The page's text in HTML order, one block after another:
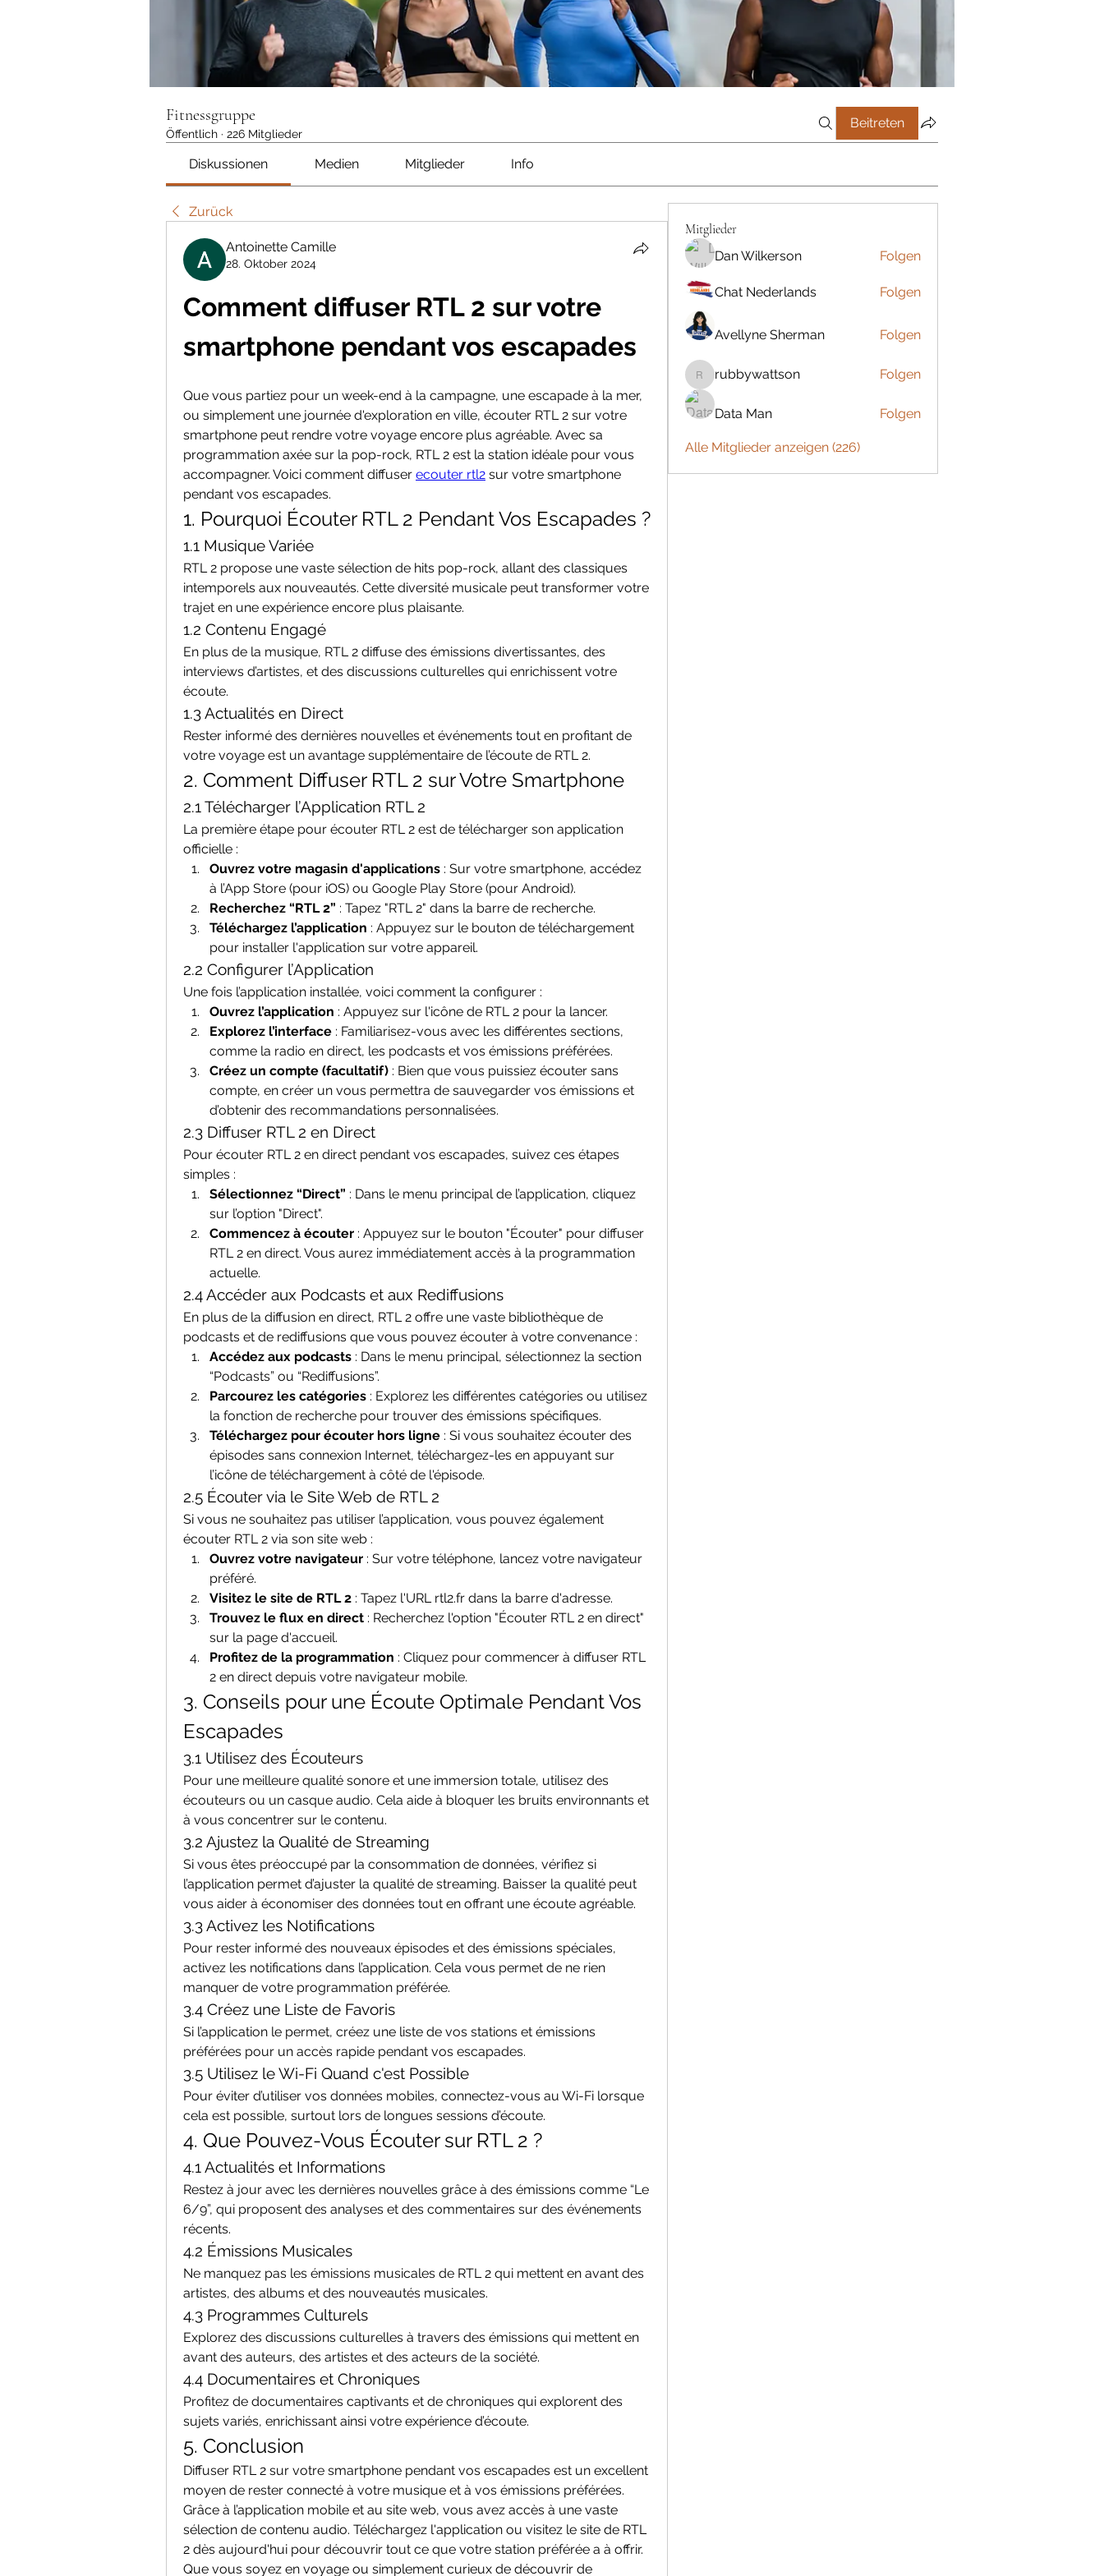
Fitnessgruppe
Öffentlich · 226 Mitglieder
Beitreten
Diskussionen Medien Mitglieder Info
Zurück
Antoinette Camille
28. Oktober 2024
Comment diffuser RTL 2 sur votre
smartphone pendant vos escapades
Que vous partiez pour un week-end à la campagne, une escapade à la mer,
ou simplement une journée d'exploration en ville, écouter RTL 2 sur votre
smartphone peut rendre votre voyage encore plus agréable. Avec sa
programmation axée sur la pop-rock, RTL 2 est la station idéale pour vous
accompagner. Voici comment diffuser ecouter rtl2 sur votre smartphone
pendant vos escapades.
1. Pourquoi Écouter RTL 2 Pendant Vos Escapades ?
1.1 Musique Variée
RTL 2 propose une vaste sélection de hits pop-rock, allant des classiques
intemporels aux nouveautés. Cette diversité musicale peut transformer votre
trajet en une expérience encore plus plaisante.
1.2 Contenu Engagé
En plus de la musique, RTL 2 diffuse des émissions divertissantes, des
interviews d’artistes, et des discussions culturelles qui enrichissent votre
écoute.
1.3 Actualités en Direct
Rester informé des dernières nouvelles et événements tout en profitant de
votre voyage est un avantage supplémentaire de l’écoute de RTL 2.
2. Comment Diffuser RTL 2 sur Votre Smartphone
2.1 Télécharger l’Application RTL 2
La première étape pour écouter RTL 2 est de télécharger son application
officielle :
Ouvrez votre magasin d'applications : Sur votre smartphone, accédez
à l’App Store (pour iOS) ou Google Play Store (pour Android).
Recherchez “RTL 2” : Tapez "RTL 2" dans la barre de recherche.
Téléchargez l’application : Appuyez sur le bouton de téléchargement
pour installer l'application sur votre appareil.
2.2 Configurer l’Application
Une fois l’application installée, voici comment la configurer :
Ouvrez l’application : Appuyez sur l'icône de RTL 2 pour la lancer.
Explorez l’interface : Familiarisez-vous avec les différentes sections,
comme la radio en direct, les podcasts et vos émissions préférées.
Créez un compte (facultatif) : Bien que vous puissiez écouter sans
compte, en créer un vous permettra de sauvegarder vos émissions et
d’obtenir des recommandations personnalisées.
2.3 Diffuser RTL 2 en Direct
Pour écouter RTL 2 en direct pendant vos escapades, suivez ces étapes
simples :
Sélectionnez “Direct” : Dans le menu principal de l’application, cliquez
sur l’option "Direct".
Commencez à écouter : Appuyez sur le bouton "Écouter" pour diffuser
RTL 2 en direct. Vous aurez immédiatement accès à la programmation
actuelle.
2.4 Accéder aux Podcasts et aux Rediffusions
En plus de la diffusion en direct, RTL 2 offre une vaste bibliothèque de
podcasts et de rediffusions que vous pouvez écouter à votre convenance :
Accédez aux podcasts : Dans le menu principal, sélectionnez la section
“Podcasts” ou “Rediffusions”.
Parcourez les catégories : Explorez les différentes catégories ou utilisez
la fonction de recherche pour trouver des émissions spécifiques.
Téléchargez pour écouter hors ligne : Si vous souhaitez écouter des
épisodes sans connexion Internet, téléchargez-les en appuyant sur
l’icône de téléchargement à côté de l'épisode.
2.5 Écouter via le Site Web de RTL 2
Si vous ne souhaitez pas utiliser l’application, vous pouvez également
écouter RTL 2 via son site web :
Ouvrez votre navigateur : Sur votre téléphone, lancez votre navigateur
préféré.
Visitez le site de RTL 2 : Tapez l'URL rtl2.fr dans la barre d'adresse.
Trouvez le flux en direct : Recherchez l'option "Écouter RTL 2 en direct"
sur la page d'accueil.
Profitez de la programmation : Cliquez pour commencer à diffuser RTL
2 en direct depuis votre navigateur mobile.
3. Conseils pour une Écoute Optimale Pendant Vos
Escapades
3.1 Utilisez des Écouteurs
Pour une meilleure qualité sonore et une immersion totale, utilisez des
écouteurs ou un casque audio. Cela aide à bloquer les bruits environnants et
à vous concentrer sur le contenu.
3.2 Ajustez la Qualité de Streaming
Si vous êtes préoccupé par la consommation de données, vérifiez si
l’application permet d’ajuster la qualité de streaming. Baisser la qualité peut
vous aider à économiser des données tout en offrant une écoute agréable.
3.3 Activez les Notifications
Pour rester informé des nouveaux épisodes et des émissions spéciales,
activez les notifications dans l’application. Cela vous permet de ne rien
manquer de votre programmation préférée.
3.4 Créez une Liste de Favoris
Si l’application le permet, créez une liste de vos stations et émissions
préférées pour un accès rapide pendant vos escapades.
3.5 Utilisez le Wi-Fi Quand c'est Possible
Pour éviter d’utiliser vos données mobiles, connectez-vous au Wi-Fi lorsque
cela est possible, surtout lors de longues sessions d’écoute.
4. Que Pouvez-Vous Écouter sur RTL 2 ?
4.1 Actualités et Informations
Restez à jour avec les dernières nouvelles grâce à des émissions comme “Le
6/9”, qui proposent des analyses et des commentaires sur des événements
récents.
4.2 Émissions Musicales
Ne manquez pas les émissions musicales de RTL 2 qui mettent en avant des
artistes, des albums et des nouveautés musicales.
4.3 Programmes Culturels
Explorez des discussions culturelles à travers des émissions qui mettent en
avant des auteurs, des artistes et des acteurs de la société.
4.4 Documentaires et Chroniques
Profitez de documentaires captivants et de chroniques qui explorent des
sujets variés, enrichissant ainsi votre expérience d’écoute.
5. Conclusion
Diffuser RTL 2 sur votre smartphone pendant vos escapades est un excellent
moyen de rester connecté à votre musique et à vos émissions préférées.
Grâce à l’application mobile et au site web, vous avez accès à une vaste
sélection de contenu audio. Téléchargez l'application ou visitez le site de RTL
2 dès aujourd'hui pour découvrir tout ce que votre station préférée a à offrir.
Que vous soyez en voyage ou simplement curieux de découvrir de
Mitglieder
Dan Wilkerson Folgen
Chat Nederlands Folgen
Avellyne Sherman Folgen
rubbywattson
rubbywattson Folgen
Data Man Folgen
Alle Mitglieder anzeigen (226)